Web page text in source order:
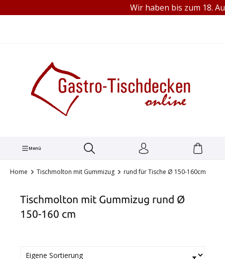
TEL.: +49 (0) 251 1445680Wir haben bis zum 18.
Menü
Home Tischmolton mit Gummizug rund für Tische Ø 150-160cm
Tischmolton mit Gummizug rund Ø
150-160 cm